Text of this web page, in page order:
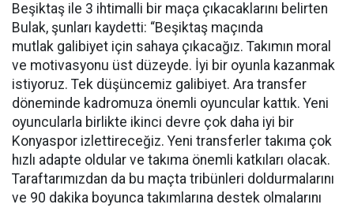
Beşiktaş ile 3 ihtimalli bir maça çıkacaklarını belirten
Bulak, şunları kaydetti: “Beşiktaş maçında
mutlak galibiyet için sahaya çıkacağız. Takımın moral
ve motivasyonu üst düzeyde. İyi bir oyunla kazanmak
istiyoruz. Tek düşüncemiz galibiyet. Ara transfer
döneminde kadromuza önemli oyuncular kattık. Yeni
oyuncularla birlikte ikinci devre çok daha iyi bir
Konyaspor izlettireceğiz. Yeni transferler takıma çok
hızlı adapte oldular ve takıma önemli katkıları olacak.
Taraftarımızdan da bu maçta tribünleri doldurmalarını
ve 90 dakika boyunca takımlarına destek olmalarını